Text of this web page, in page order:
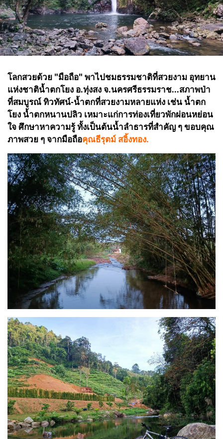
โลกสวยด้วย "มือถือ" พาไปชมธรรมชาติที่สวยงาม อุทยาน
แห่งชาติน้ำตกโยง อ.ทุ่งสง จ.นครศรีธรรมราช...สภาพป่า
ที่สมบูรณ์ ทิวทัศน์-น้ำตกที่สวยงามหลายแห่ง เช่น น้ำตก
โยง น้ำตกหนานปลิว เหมาะแก่การท่องเที่ยวพักผ่อนหย่อน
ใจ ศึกษาหาความรู้ ทั้งเป็นต้นน้ำลำธารที่สำคัญ ๆขอบคุณ
ภาพสวย ๆ จากมือถือคุณธีรุตม์ สอิ้งทอง.